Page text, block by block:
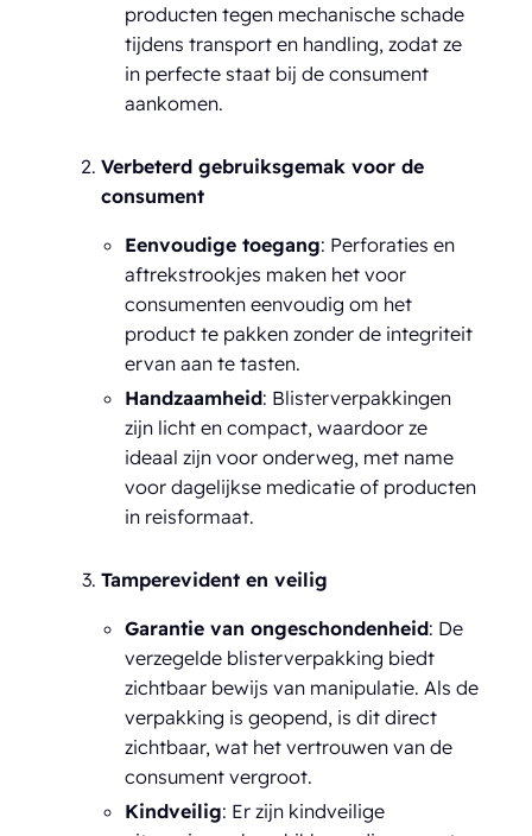
producten tegen mechanische schade
tijdens transport en handling, zodat ze
in perfecte staat bij de consument
aankomen.
Verbeterd gebruiksgemak voor de
consument
Eenvoudige toegang: Perforaties en
aftrekstrookjes maken het voor
consumenten eenvoudig om het
product te pakken zonder de integriteit
ervan aan te tasten.
Handzaamheid: Blisterverpakkingen
zijn licht en compact, waardoor ze
ideaal zijn voor onderweg, met name
voor dagelijkse medicatie of producten
in reisformaat.
Tamperevident en veilig
Garantie van ongeschondenheid: De
verzegelde blisterverpakking biedt
zichtbaar bewijs van manipulatie. Als de
verpakking is geopend, is dit direct
zichtbaar, wat het vertrouwen van de
consument vergroot.
Kindveilig: Er zijn kindveilige